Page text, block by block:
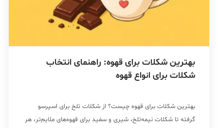
بهترین شکلات برای قهوه: راهنمای انتخاب
شکلات برای انواع قهوه
بهترین شکلات برای قهوه چیست؟ از شکلات تلخ برای اسپرسو
گرفته تا شکلات نیمه‌تلخ، شیری و سفید برای قهوه‌های ملایم‌تر، هر